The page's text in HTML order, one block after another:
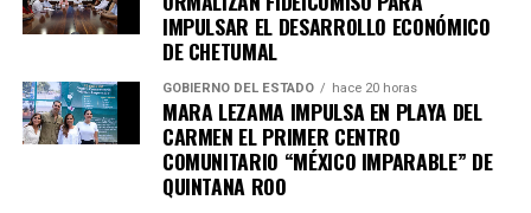
IMPULSAR EL DESARROLLO ECONÓMICO
DE CHETUMAL
GOBIERNO DEL ESTADO hace 20 horas
MARA LEZAMA IMPULSA EN PLAYA DEL
CARMEN EL PRIMER CENTRO
COMUNITARIO “MÉXICO IMPARABLE” DE
QUINTANA ROO